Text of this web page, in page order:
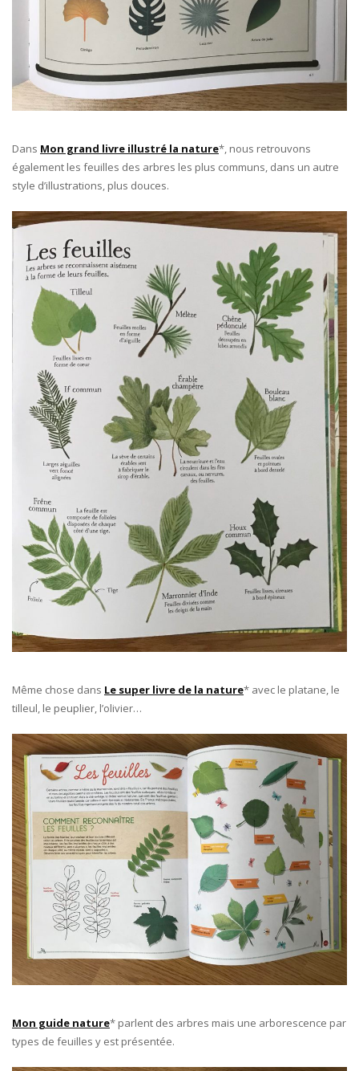
Dans Mon grand livre illustré la nature*, nous retrouvons
également les feuilles des arbres les plus communs, dans un autre
style d’illustrations, plus douces.
Même chose dans Le super livre de la nature* avec le platane, le
tilleul, le peuplier, l’olivier…
Mon guide nature* parlent des arbres mais une arborescence par
types de feuilles y est présentée.